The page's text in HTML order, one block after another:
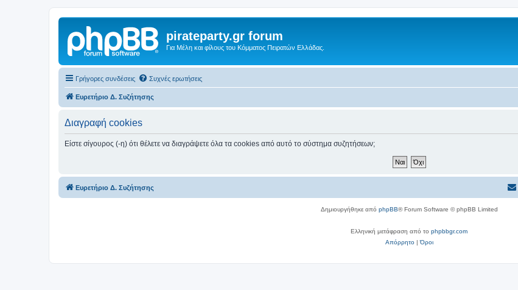
pirateparty.gr forum
Για Μέλη και φίλους του Κόμματος Πειρατών Ελλάδας.
Γρήγορες συνδέσεις Συχνές ερωτήσεις
Ευρετήριο Δ. Συζήτησης
Διαγραφή cookies
Είστε σίγουρος (-η) ότι θέλετε να διαγράψετε όλα τα cookies από αυτό το σύστημα συζητήσεων;
Ευρετήριο Δ. Συζήτησης
Δημιουργήθηκε από phpBB® Forum Software © phpBB Limited
Ελληνική μετάφραση από το phpbbgr.com
Απόρρητο|Όροι